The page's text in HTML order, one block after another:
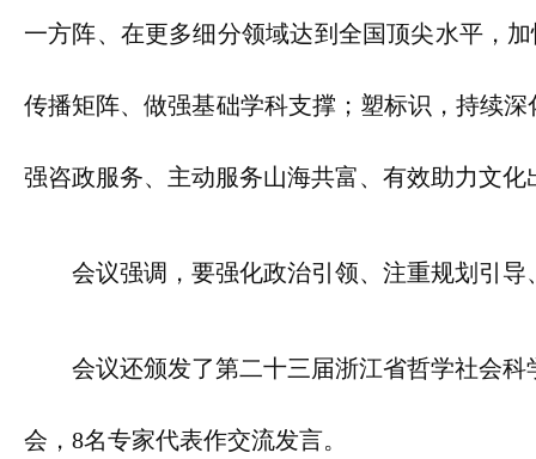
一方阵、在更多细分领域达到全国顶尖水平，
传播矩阵、做强基础学科支撑；塑标识，持续
强咨政服务、主动服务山海共富、有效助力文
会议强调，要强化政治引领、注重规划引
会议还颁发了第二十三届浙江省哲学社会
会，8名专家代表作交流发言。